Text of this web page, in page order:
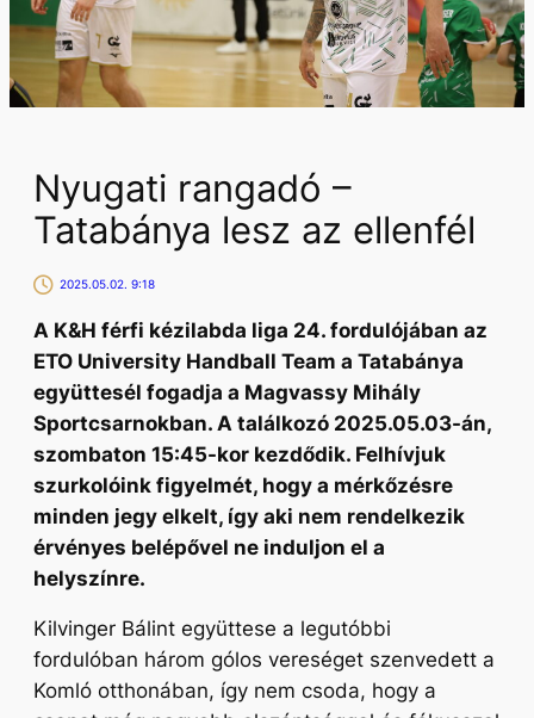
Nyugati rangadó –
Tatabánya lesz az ellenfél
2025.05.02. 9:18
A K&H férfi kézilabda liga 24. fordulójában az
ETO University Handball Team a Tatabánya
együttesél fogadja a Magvassy Mihály
Sportcsarnokban. A találkozó 2025.05.03-án,
szombaton 15:45-kor kezdődik. Felhívjuk
szurkolóink figyelmét, hogy a mérkőzésre
minden jegy elkelt, így aki nem rendelkezik
érvényes belépővel ne induljon el a
helyszínre.
Kilvinger Bálint együttese a legutóbbi
fordulóban három gólos vereséget szenvedett a
Komló otthonában, így nem csoda, hogy a